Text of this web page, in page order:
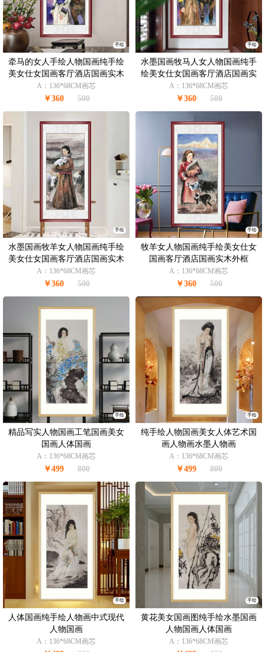
手绘
牵马的女人手绘人物国画纯手绘
美女仕女国画客厅酒店国画实木
外框
A：136*68CM画芯
￥360 500
手绘
水墨国画牧马人女人物国画纯手
绘美女仕女国画客厅酒店国画实
木外框
A：136*68CM画芯
￥360 500
手绘
水墨国画牧羊女人物国画纯手绘
美女仕女国画客厅酒店国画实木
外框
A：136*68CM画芯
￥360 500
手绘
牧羊女人物国画纯手绘美女仕女
国画客厅酒店国画实木外框
A：136*68CM画芯
￥360 500
手绘
精品写实人物国画工笔国画美女
国画人体国画
A：136*68CM画芯
￥499 800
手绘
纯手绘人物国画美女人体艺术国
画人物画水墨人物画
A：136*68CM画芯
￥499 800
手绘
人体国画纯手绘人物画中式现代
人物国画
A：136*68CM画芯
手绘
黄花美女国画图纯手绘水墨国画
人物国画人体国画
A：136*68CM画芯